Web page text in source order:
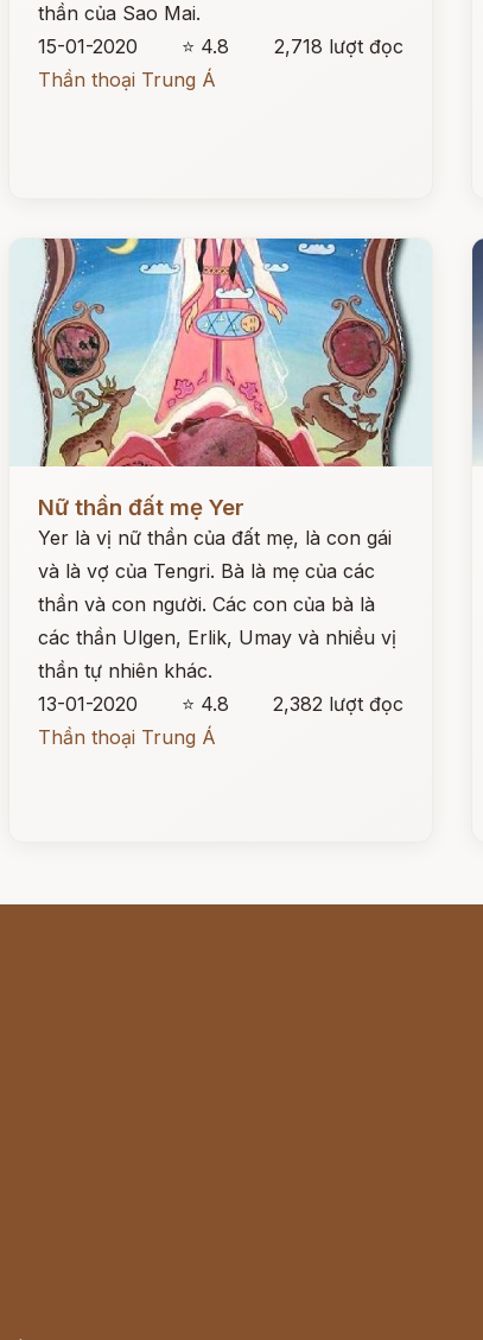
thần của Sao Mai.
15-01-2020
⭐ 4.8
2,718 lượt đọc
Thần thoại Trung Á
Nữ thần đất mẹ Yer
Yer là vị nữ thần của đất mẹ, là con gái
và là vợ của Tengri. Bà là mẹ của các
thần và con người. Các con của bà là
các thần Ulgen, Erlik, Umay và nhiều vị
thần tự nhiên khác.
13-01-2020
⭐ 4.8
2,382 lượt đọc
Thần thoại Trung Á